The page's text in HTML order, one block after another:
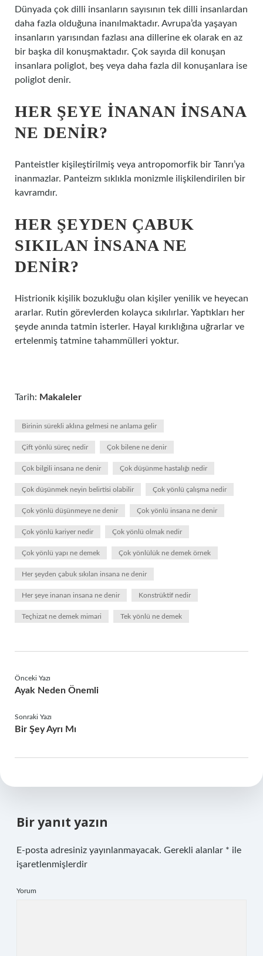
Dünyada çok dilli insanların sayısının tek dilli insanlardan
daha fazla olduğuna inanılmaktadır. Avrupa’da yaşayan
insanların yarısından fazlası ana dillerine ek olarak en az
bir başka dil konuşmaktadır. Çok sayıda dil konuşan
insanlara poliglot, beş veya daha fazla dil konuşanlara ise
poliglot denir.
HER ŞEYE INANAN INSANA
NE DENIR?
Panteistler kişileştirilmiş veya antropomorfik bir Tanrı’ya
inanmazlar. Panteizm sıklıkla monizmle ilişkilendirilen bir
kavramdır.
HER ŞEYDEN ÇABUK
SIKILAN INSANA NE
DENIR?
Histrionik kişilik bozukluğu olan kişiler yenilik ve heyecan
ararlar. Rutin görevlerden kolayca sıkılırlar. Yaptıkları her
şeyde anında tatmin isterler. Hayal kırıklığına uğrarlar ve
ertelenmiş tatmine tahammülleri yoktur.
Tarih: Makaleler
Birinin sürekli aklına gelmesi ne anlama gelir
Çift yönlü süreç nedir Çok bilene ne denir
Çok bilgili insana ne denir Çok düşünme hastalığı nedir
Çok düşünmek neyin belirtisi olabilir Çok yönlü çalışma nedir
Çok yönlü düşünmeye ne denir Çok yönlü insana ne denir
Çok yönlü kariyer nedir Çok yönlü olmak nedir
Çok yönlü yapı ne demek Çok yönlülük ne demek örnek
Her şeyden çabuk sıkılan insana ne denir
Her şeye inanan insana ne denir Konstrüktif nedir
Teçhizat ne demek mimari Tek yönlü ne demek
Önceki Yazı
Ayak Neden Önemli
Sonraki Yazı
Bir Şey Ayrı Mı
Bir yanıt yazın
E-posta adresiniz yayınlanmayacak. Gerekli alanlar * ile
işaretlenmişlerdir
Yorum